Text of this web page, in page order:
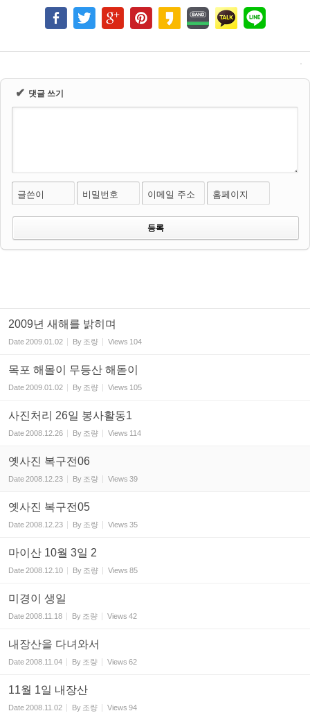
✔ 댓글 쓰기
글쓴이 비밀번호 이메일 주소 홈페이지
2009년 새해를 밝히며
Date2009.01.02 By 조량 Views 104
목포 해몰이 무등산 해돋이
Date2009.01.02 By 조량 Views 105
사진처리 26일 봉사활동1
Date2008.12.26 By 조량 Views 114
옛사진 복구전06
Date2008.12.23 By 조량 Views 39
옛사진 복구전05
Date2008.12.23 By 조량 Views 35
마이산 10월 3일 2
Date2008.12.10 By 조량 Views 85
미경이 생일
Date2008.11.18 By 조량 Views 42
내장산을 다녀와서
Date2008.11.04 By 조량 Views 62
11월 1일 내장산
Date2008.11.02 By 조량 Views 94